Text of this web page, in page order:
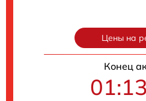
Цены на
Конец